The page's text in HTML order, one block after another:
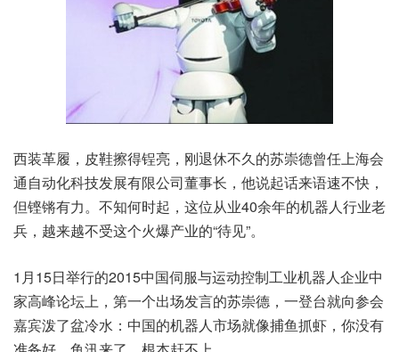
西装革履，皮鞋擦得锃亮，刚退休不久的苏崇德曾任上海会
通自动化科技发展有限公司董事长，他说起话来语速不快，
但铿锵有力。不知何时起，这位从业40余年的机器人行业老
兵，越来越不受这个火爆产业的“待见”。
1月15日举行的2015中国伺服与运动控制工业机器人企业中
家高峰论坛上，第一个出场发言的苏崇德，一登台就向参会
嘉宾泼了盆冷水：中国的机器人市场就像捕鱼抓虾，你没有